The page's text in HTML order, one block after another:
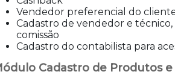
Vendedor preferencial do
Cadastro de vendedor e
comissão
Cadastro do contabilista para
Cadastro de Produtos e